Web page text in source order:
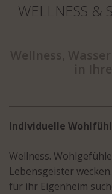
WELLNESS &
Individuelle
Wellness.
Lebensgeister
für ihr Eigenheim